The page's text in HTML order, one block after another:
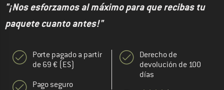
"¡Nos esforzamos al máximo para que recibas tu
paquete cuanto antes!"
Porte pagado a partir
de 69 € (ES)
Pago seguro
Derecho de
devolución de 100
días